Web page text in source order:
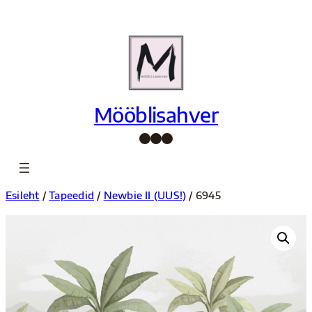
Mööblisahver
Facebook InstagramPinterest
Esileht /Tapeedid / Newbie II (UUS!) / 6945